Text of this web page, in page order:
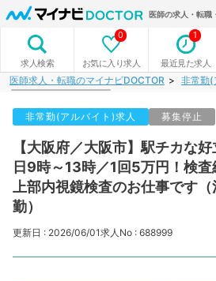
医師の求人・転職
求人検索 お気に入り求人
0
最近見た求人
1
医師求人・転職のマイナビDOCTOR 非常勤(
非常勤(アルバイト)求人 募集停止
【大阪府／大阪市】駅チカな
日9時～13時／1回5万円！検
上部内視鏡検査のお仕事です
勤）
更新日 : 2026/06/01求人No : 688999